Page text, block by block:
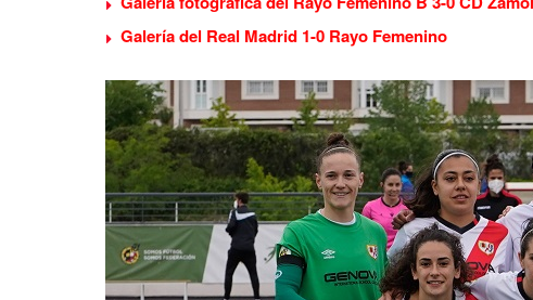
Galería del Real Madrid 1-0 Rayo Femenino